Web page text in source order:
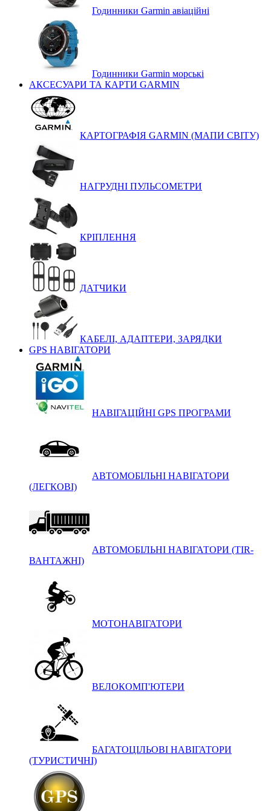
Годинники Garmin авіаційні
Годинники Garmin морські
АКСЕСУАРИ ТА КАРТИ GARMIN
КАРТОГРАФІЯ GARMIN (МАПИ СВІТУ)
НАГРУДНІ ПУЛЬСОМЕТРИ
КРІПЛЕННЯ
ДАТЧИКИ
КАБЕЛІ, АДАПТЕРИ, ЗАРЯДКИ
GPS НАВІГАТОРИ
НАВІГАЦІЙНІ GPS ПРОГРАМИ
АВТОМОБІЛЬНІ НАВІГАТОРИ
(ЛЕГКОВІ)
АВТОМОБІЛЬНІ НАВІГАТОРИ (TIR-
ВАНТАЖНІ)
МОТОНАВІГАТОРИ
ВЕЛОКОМП'ЮТЕРИ
БАГАТОЦІЛЬОВІ НАВІГАТОРИ
(ТУРИСТИЧНІ)